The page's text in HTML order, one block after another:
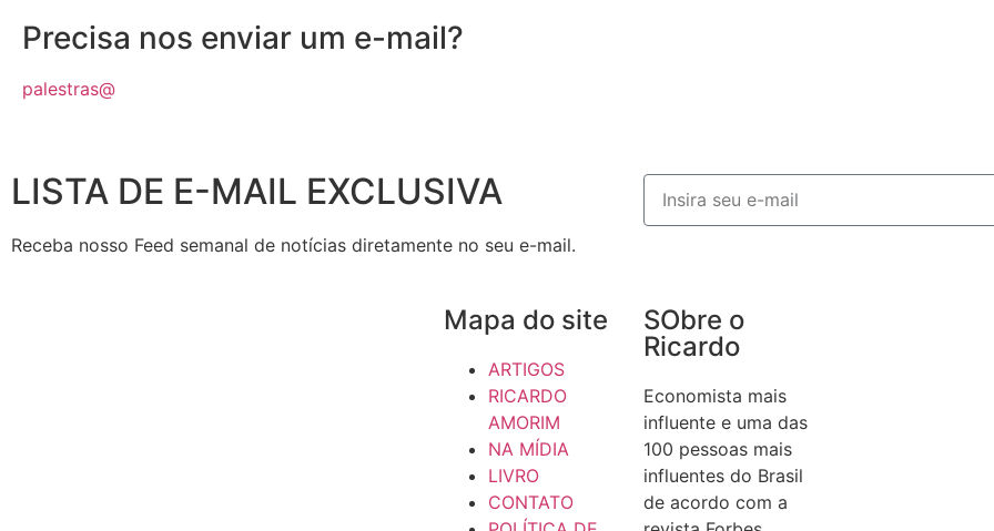
Precisa nos enviar um e-mail?
palestras@
LISTA DE E-MAIL EXCLUSIVA
Receba nosso Feed semanal de notícias diretamente no seu e-mail.
Mapa do site
ARTIGOS
RICARDO
AMORIM
NA MÍDIA
LIVRO
CONTATO
SObre o
Ricardo
Economista mais
influente e uma das
100 pessoas mais
influentes do Brasil
de acordo com a